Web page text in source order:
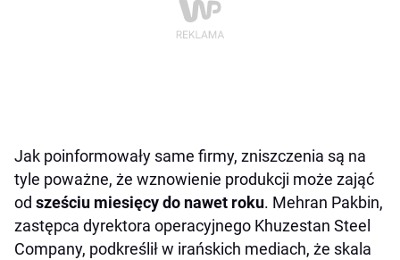
Jak poinformowały same firmy, zniszczenia są na
tyle poważne, że wznowienie produkcji może zająć
od sześciu miesięcy do nawet roku. Mehran Pakbin,
zastępca dyrektora operacyjnego Khuzestan Steel
Company, podkreślił w irańskich mediach, że skala